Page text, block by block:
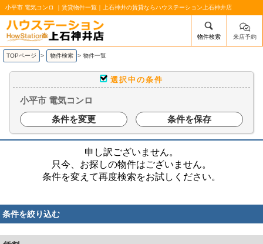
小平市 電気コンロ ｜賃貸物件一覧｜上石神井の賃貸ならハウステーション上石神井店
/mobile_img/head-logo.png
物件検索 来店予約
TOPページ > 物件検索 > 物件一覧
選択中の条件
小平市 電気コンロ
条件を変更
条件を保存
申し訳ございません。
只今、お探しの物件はございません。
条件を変えて再度検索をお試しください。
条件を絞り込む